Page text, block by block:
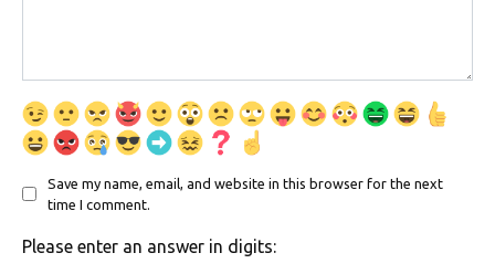
Save my name, email, and website in this browser for the next
time I comment.
Please enter an answer in digits: